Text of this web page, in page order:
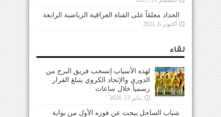
الحداد معلقاً على القناة العراقية الرياضية الرابعة
أكتوبر 6, 2021
لقاء
لهذه الأسباب إنسحب فريق البرج من
الدوري والإتحاد الكروي يتبلغ القرار
رسمياً خلال ساعات
يناير 13, 2026
شباب الساحل يبحث عن فوزه الأول من بوابة